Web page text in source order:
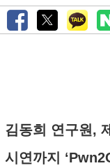
김동희 연구원,
시연까지